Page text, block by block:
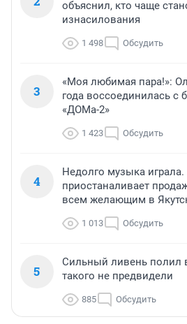
объяснил, кто чаще
изнасилования
1 498 Обсудить
3
«Моя любимая пара!»:
года воссоединилась
«ДОМа-2»
1 423 Обсудить
4
Недолго музыка
приостаналивает
всем желающим в
1 013 Обсудить
5
Сильный ливень полил
такого не предвидели
885 Обсудить